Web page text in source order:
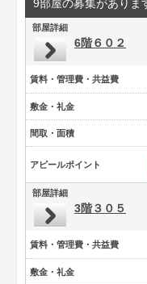
9部屋の募集がありま
部屋詳細
6階６０２
賃料・管理費・共益費
敷金・礼金
間取・面積
アピールポイント
部屋詳細
3階３０５
賃料・管理費・共益費
敷金・礼金